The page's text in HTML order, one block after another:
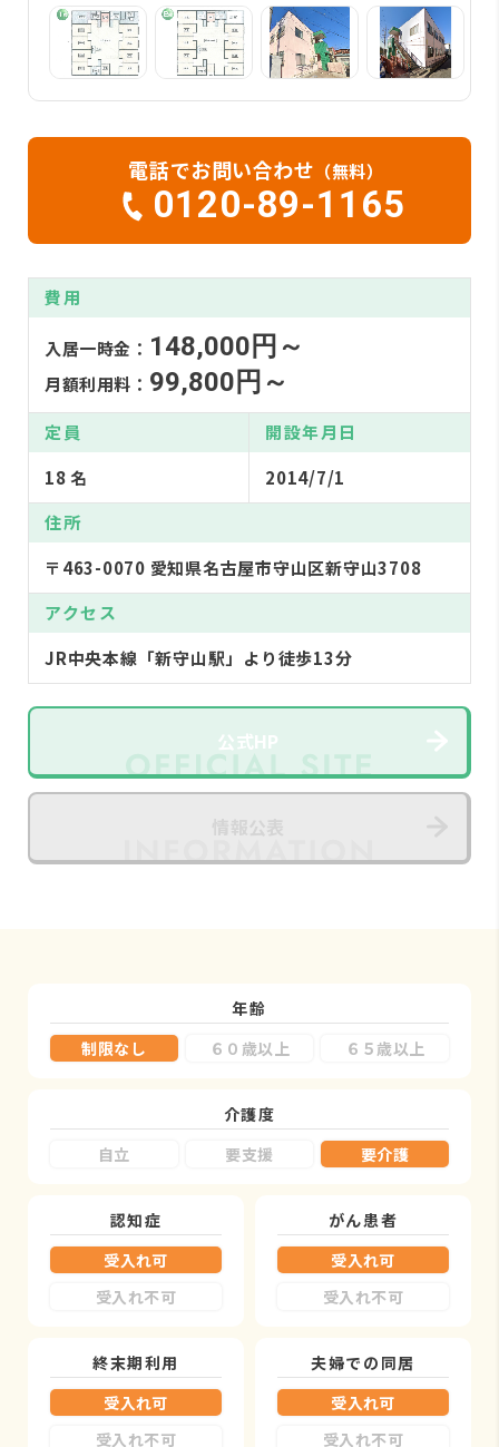
電話でお問い合わせ （無料）
0120-89-1165
費用
入居一時金： 148,000円～
月額利用料： 99,800円～
定員
18 名
開設年月日
2014/7/1
住所
〒463-0070 愛知県名古屋市守山区新守山3708
アクセス
JR中央本線「新守山駅」より徒歩13分
公式HP
年齢
制限なし
６０歳以上 ６５歳以上
介護度
自立
要支援 要介護
認知症
受入れ可
受入れ不可
がん患者
受入れ可
受入れ不可
終末期利用
受入れ可
受入れ不可
夫婦での同居
受入れ可
受入れ不可